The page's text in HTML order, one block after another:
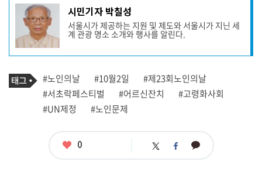
기
사
성
자
프
필
시민기자 박칠성
서울시가 제공하는 지원 및 제도와 서울시가 지닌 세
계 관광 명소 소개와 행사를 알린다.
기
사
관
련
태
태
그
#노인의날 #10월2일
#제23회노인의날
#서초락페스티벌
#어르신잔치
#고령화사회
#UN제정
#노인문제
좋
0 트 페 카